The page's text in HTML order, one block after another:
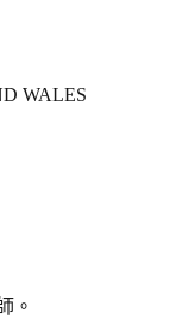
WALES
。